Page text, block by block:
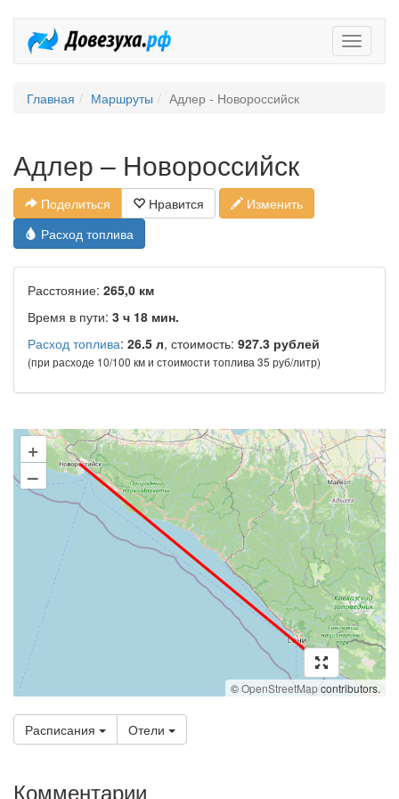
Главная Маршруты Адлер - Новороссийск
Адлер – Новороссийск
Поделиться Нравится
Изменить
Расход топлива
Расстояние: 265,0 км
Время в пути: 3 ч 18 мин.
Расход топлива: 26.5 л, стоимость: 927.3 рублей
(при расходе 10/100 км и стоимости топлива 35 руб/литр)
+
–
©OpenStreetMapcontributors.
Расписания Отели
Комментарии